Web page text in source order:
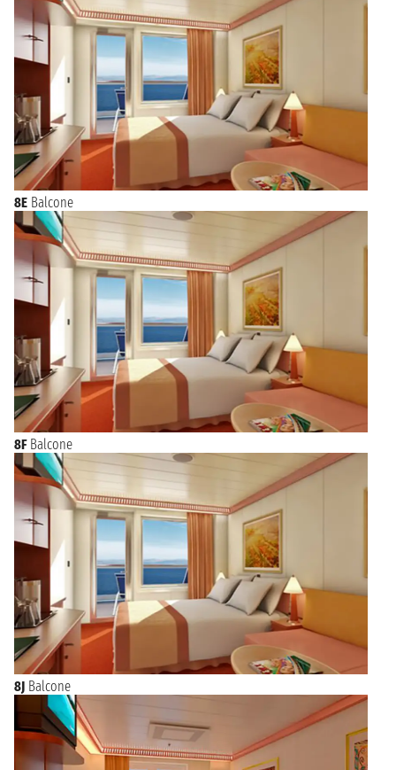
8E Balcone
8F Balcone
8J Balcone